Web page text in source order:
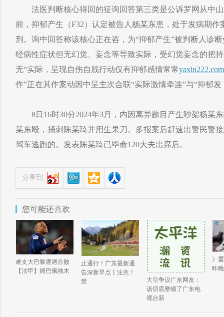
法医判断核心得回的征询回答第三类是公诉罗网从中山
前，抑郁产生（F32）认定被告人杨某东患，处于发病期
刑。询中回答称该核心正在咨，为“抑郁产生”被判断人诊断
经病性症状但无幻觉、妄念等导致实际，受幻觉妄念的把
无“实际，呈现自伤自戕行动仅有抑郁感情常常yaxin222.com
作”正在其作案动因中呈主次合联“实际激情牵连”与“抑郁
8日16时30分2024年3月，内因离异题目产生吵架杨某
某东殴，捅刺陈某琦并用生果刀。多报案后赶速出警民警
驾车逃跑的。发表陈某琦已毕命120大夫出席后。
分享到
您可能还喜欢
难支大巴黎遭遇首败
【法甲】姆巴佩独木
止通行！广东最新通
告深新早点丨注意！
禁
大引争议广东网友：
该切底整顿了广东电
视台新
》
昨